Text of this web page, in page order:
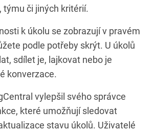
týmu či jiných kritérií.
k úkolu se zobrazují v pravém
podle potřeby skrýt. U úkolů
sdílet je, lajkovat nebo je
konverzace.
vylepšil svého správce
které umožňují sledovat
stavu úkolů. Uživatelé